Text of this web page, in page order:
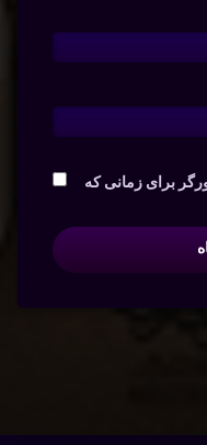
برای زمانی که